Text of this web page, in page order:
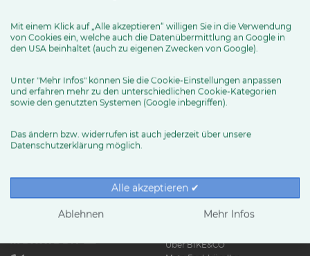
News & Trends
Ratgeber
Über BIKE&CO
Mit einem Klick auf „Alle akzeptieren“ willigen Sie in die Verwendung
von Cookies ein, welche auch die Datenübermittlung an Google in
den USA beinhaltet (auch zu eigenen Zwecken von Google).
Unter "Mehr Infos" können Sie die Cookie-Einstellungen anpassen
und erfahren mehr zu den unterschiedlichen Cookie-Kategorien
sowie den genutzten Systemen (Google inbegriffen).
Das ändern bzw. widerrufen ist auch jederzeit über unsere
Datenschutzerklärung möglich.
Alle akzeptieren ✔
Ablehnen Mehr Infos